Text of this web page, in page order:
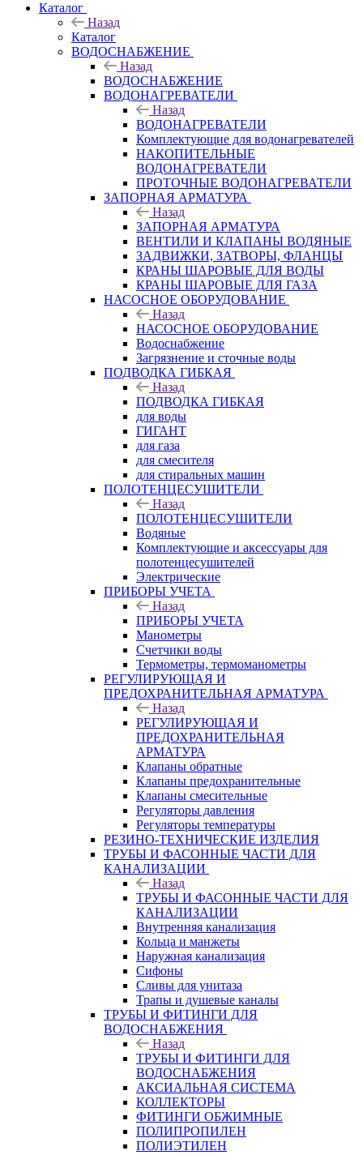
Каталог
Назад
Каталог
ВОДОСНАБЖЕНИЕ
Назад
ВОДОСНАБЖЕНИЕ
ВОДОНАГРЕВАТЕЛИ
Назад
ВОДОНАГРЕВАТЕЛИ
Комплектующие для водонагревателей
НАКОПИТЕЛЬНЫЕ
ВОДОНАГРЕВАТЕЛИ
ПРОТОЧНЫЕ ВОДОНАГРЕВАТЕЛИ
ЗАПОРНАЯ АРМАТУРА
Назад
ЗАПОРНАЯ АРМАТУРА
ВЕНТИЛИ И КЛАПАНЫ ВОДЯНЫЕ
ЗАДВИЖКИ, ЗАТВОРЫ, ФЛАНЦЫ
КРАНЫ ШАРОВЫЕ ДЛЯ ВОДЫ
КРАНЫ ШАРОВЫЕ ДЛЯ ГАЗА
НАСОСНОЕ ОБОРУДОВАНИЕ
Назад
НАСОСНОЕ ОБОРУДОВАНИЕ
Водоснабжение
Загрязнение и сточные воды
ПОДВОДКА ГИБКАЯ
Назад
ПОДВОДКА ГИБКАЯ
для воды
ГИГАНТ
для газа
для смесителя
для стиральных машин
ПОЛОТЕНЦЕСУШИТЕЛИ
Назад
ПОЛОТЕНЦЕСУШИТЕЛИ
Водяные
Комплектующие и аксессуары для
полотенцесушителей
Электрические
ПРИБОРЫ УЧЕТА
Назад
ПРИБОРЫ УЧЕТА
Манометры
Счетчики воды
Термометры, термоманометры
РЕГУЛИРУЮЩАЯ И
ПРЕДОХРАНИТЕЛЬНАЯ АРМАТУРА
Назад
РЕГУЛИРУЮЩАЯ И
ПРЕДОХРАНИТЕЛЬНАЯ
АРМАТУРА
Клапаны обратные
Клапаны предохранительные
Клапаны смесительные
Регуляторы давления
Регуляторы температуры
РЕЗИНО-ТЕХНИЧЕСКИЕ ИЗДЕЛИЯ
ТРУБЫ И ФАСОННЫЕ ЧАСТИ ДЛЯ
КАНАЛИЗАЦИИ
Назад
ТРУБЫ И ФАСОННЫЕ ЧАСТИ ДЛЯ
КАНАЛИЗАЦИИ
Внутренняя канализация
Кольца и манжеты
Наружная канализация
Сифоны
Сливы для унитаза
Трапы и душевые каналы
ТРУБЫ И ФИТИНГИ ДЛЯ
ВОДОСНАБЖЕНИЯ
Назад
ТРУБЫ И ФИТИНГИ ДЛЯ
ВОДОСНАБЖЕНИЯ
АКСИАЛЬНАЯ СИСТЕМА
КОЛЛЕКТОРЫ
ФИТИНГИ ОБЖИМНЫЕ
ПОЛИПРОПИЛЕН
ПОЛИЭТИЛЕН